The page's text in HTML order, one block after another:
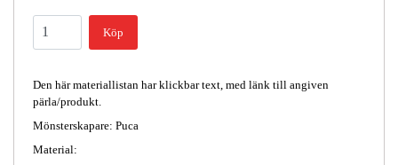
Köp
Den här materiallistan har klickbar text, med länk till angiven
pärla/produkt.
Mönsterskapare: Puca
Material: